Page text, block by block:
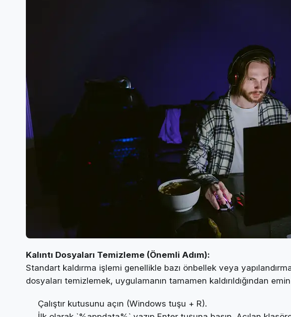
Kalıntı Dosyaları Temizleme (Önemli Adım):
Standart kaldırma işlemi genellikle bazı önbellek veya
dosyaları temizlemek, uygulamanın tamamen kaldırıldığından emin
Çalıştır kutusunu açın (Windows tuşu + R).